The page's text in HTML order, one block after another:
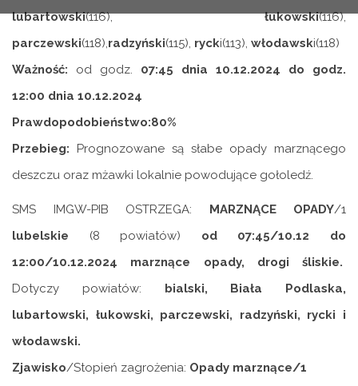
lubartowski(116),łukowski(116),
parczewski(118),radzyński(115), rycki(113), włodawski(118)
Ważność: od godz. 07:45 dnia 10.12.2024 do godz.
12:00 dnia 10.12.2024
Prawdopodobieństwo:80%
Przebieg: Prognozowane są słabe opady marznącego
deszczu oraz mżawki lokalnie powodujące gołoledź.
SMS IMGW-PIB OSTRZEGA: MARZNĄCE OPADY/1
lubelskie (8 powiatów) od 07:45/10.12 do
12:00/10.12.2024 marznące opady, drogi śliskie.
Dotyczy powiatów: bialski, Biała Podlaska,
lubartowski, łukowski, parczewski, radzyński, rycki i
włodawski.
Zjawisko/Stopień zagrożenia: Opady marznące/1